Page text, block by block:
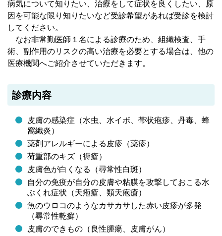
病気について知りたい、治療をして症状を良くしたい、原
因を可能な限り知りたいなど受診希望があれば受診を検討
してください。
なお非常勤医師１名による診療のため、組織検査、手
術、副作用のリスクの高い治療を必要とする場合は、他の
医療機関へご紹介させていただきます。
診療内容
皮膚の感染症（水虫、水イボ、帯状疱疹、丹毒、蜂
窩織炎）
薬剤アレルギーによる皮疹（薬疹）
荷重部のキズ（褥瘡）
皮膚色が白くなる（尋常性白斑）
自分の免疫が自分の皮膚や粘膜を攻撃しておこる水
ぶくれ症状（天疱瘡、類天疱瘡）
魚のウロコのようなカサカサした赤い皮疹が多発
（尋常性乾癬）
皮膚のできもの（良性腫瘍、皮膚がん）